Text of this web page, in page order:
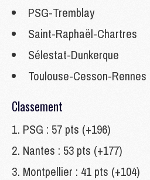
PSG-Tremblay
Saint-Raphaël-Chartres
Sélestat-Dunkerque
Toulouse-Cesson-Rennes
Classement
PSG : 57 pts (+196)
Nantes : 53 pts (+177)
Montpellier : 41 pts (+104)